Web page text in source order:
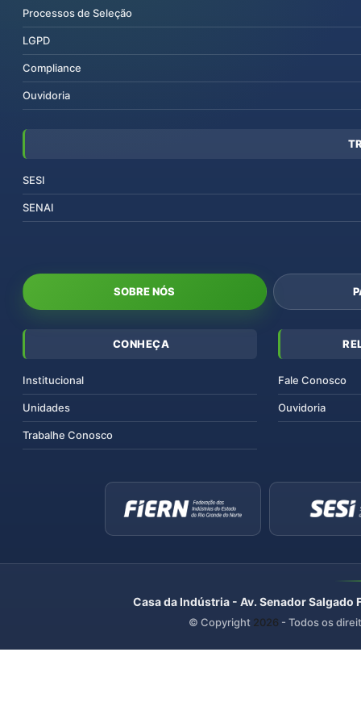
Processos de Seleção
LGPD
Compliance
Ouvidoria
SESI
SENAI
SOBRE NÓS
CONHEÇA
Institucional
Unidades
Trabalhe Conosco
Fale Conosco
Ouvidoria
Casa da Indústria - Av. Senador
© Copyright 2026 - Todos os